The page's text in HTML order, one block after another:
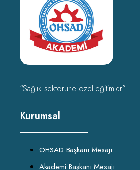
“Sağlık sektörüne özel eğitimler”
Kurumsal
OHSAD Başkanı Mesajı
Akademi Başkanı Mesajı